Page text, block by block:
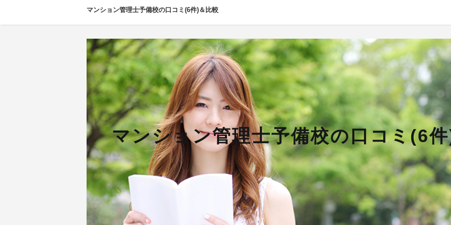
マンション管理士予備校の口コミ(6件)＆比較
マンション管理士予備校の口コミ(6